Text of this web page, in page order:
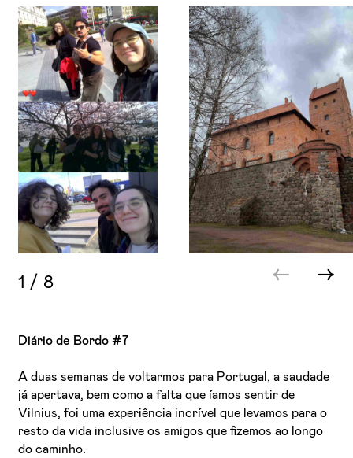
1 / 8
Diário de Bordo #7
A duas semanas de voltarmos para Portugal, a saudade
já apertava, bem como a falta que íamos sentir de
Vilnius, foi uma experiência incrível que levamos para o
resto da vida inclusive os amigos que fizemos ao longo
do caminho.